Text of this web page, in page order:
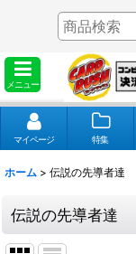
メニュー
マイページ 特集
ホーム > 伝説の先導者達
伝説の先導者達